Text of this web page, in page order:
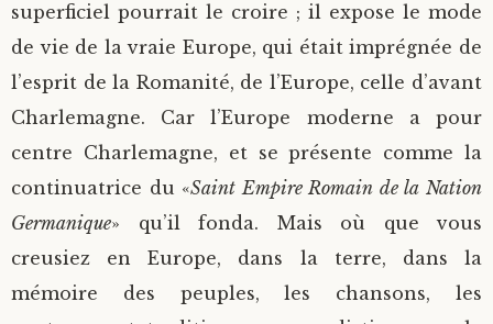
superficiel pourrait le croire ; il expose le mode
de vie de la vraie Europe, qui était imprégnée de
l’esprit de la Romanité, de l’Europe, celle d’avant
Charlemagne. Car l’Europe moderne a pour
centre Charlemagne, et se présente comme la
continuatrice du «Saint Empire Romain de la Nation
Germanique» qu’il fonda. Mais où que vous
creusiez en Europe, dans la terre, dans la
mémoire des peuples, les chansons, les